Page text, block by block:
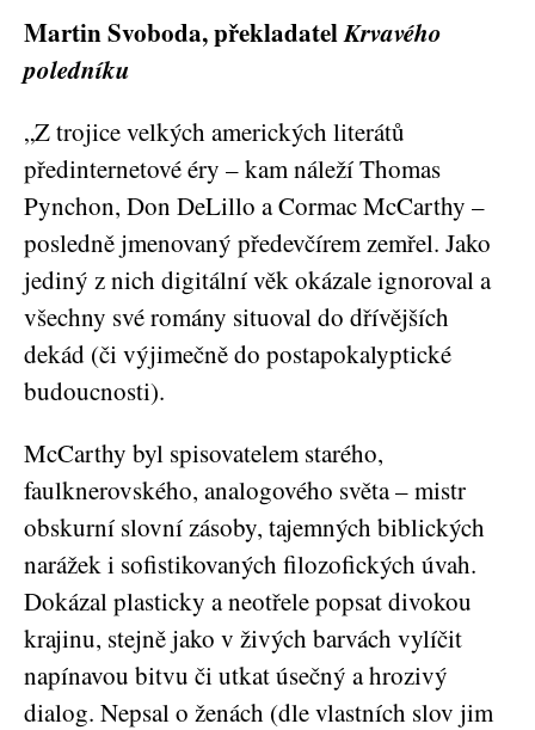
Martin Svoboda, překladatelKrvavého
poledníku
„Z trojice velkých amerických literátů
předinternetové éry – kam náleží Thomas
Pynchon, Don DeLillo a Cormac McCarthy –
posledně jmenovaný předevčírem zemřel. Jako
jediný z nich digitální věk okázale ignoroval a
všechny své romány situoval do dřívějších
dekád (či výjimečně do postapokalyptické
budoucnosti).
McCarthy byl spisovatelem starého,
faulknerovského, analogového světa – mistr
obskurní slovní zásoby, tajemných biblických
narážek i sofistikovaných filozofických úvah.
Dokázal plasticky a neotřele popsat divokou
krajinu, stejně jako v živých barvách vylíčit
napínavou bitvu či utkat úsečný a hrozivý
dialog. Nepsal o ženách (dle vlastních slov jim